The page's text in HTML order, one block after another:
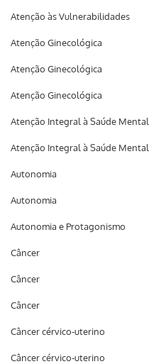
Atenção às Vulnerabilidades
Atenção Ginecológica
Atenção Ginecológica
Atenção Ginecológica
Atenção Integral à Saúde Mental
Atenção Integral à Saúde Mental
Autonomia
Autonomia
Autonomia e Protagonismo
Câncer
Câncer
Câncer
Câncer cérvico-uterino
Câncer cérvico-uterino